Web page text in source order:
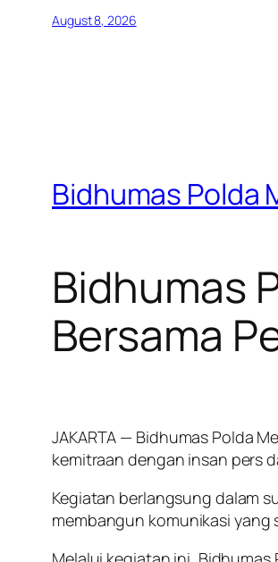
August 8, 2026
Bidhumas Polda
Bidhumas
Bersama
JAKARTA — Bidhumas Polda
kemitraan dengan insan pers
Kegiatan berlangsung dalam
membangun komunikasi yang